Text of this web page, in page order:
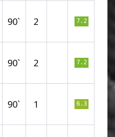
90` 2 7.2
90` 2 7.2
90` 1 6.3